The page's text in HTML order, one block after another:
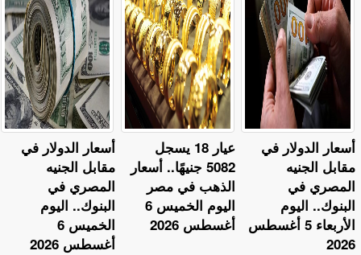
أسعار الدولار في
مقابل الجنيه
المصري في
البنوك.. اليوم
الخميس 6
أغسطس 2026
عيار 18 يسجل
5082 جنيهًا.. أسعار
الذهب في مصر
اليوم الخميس 6
أغسطس 2026
أسعار الدولار في
مقابل الجنيه
المصري في
البنوك.. اليوم
الأربعاء 5 أغسطس
2026